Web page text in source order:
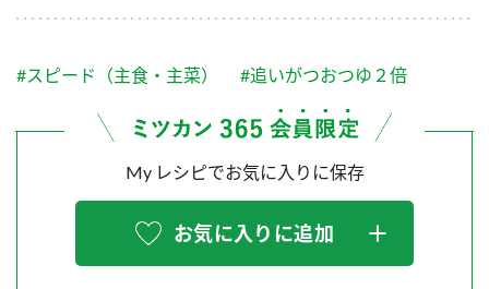
ふりかけ おすしの素
炊き込みご飯の素 米飯用調味液
つゆ
PIN印
スペシャルサイト
ZENB initiative
MIM（ミツカンミュージアム）
販売終了製品のご案内
よくあるご質問
#スピード（主食・主菜） #追いがつおつゆ２倍
My レシピでお気に入りに保存
お気に入りに追加